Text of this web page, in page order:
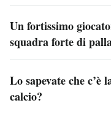
Un fortissimo
squadra forte di
Lo sapevate che
calcio?